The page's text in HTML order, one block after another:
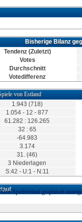
Bisherige Bilanz
Tendenz (Zuletzt)
Votes
Durchschnitt
Votedifferenz
1.943 (718)
1.054 - 12 - 877
61.282 : 126.265
32 : 65
-64.983
3.174
31. (46)
3 Niederlagen
S:42 - U:1 - N:11
Den Spielverlauf graphisch